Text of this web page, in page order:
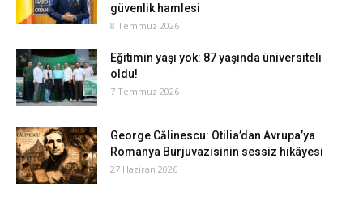
güvenlik hamlesi
8 Temmuz 2026
Eğitimin yaşı yok: 87 yaşında üniversiteli
oldu!
7 Temmuz 2026
George Călinescu: Otilia’dan Avrupa’ya
Romanya Burjuvazisinin sessiz hikâyesi
27 Haziran 2026